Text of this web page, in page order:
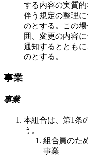
する内容の実質
伴う規定の整理
のとする。この
囲、変更の内容
通知するととも
のとする。
事業
事業
本組合は、第1条
う。
組合員のた
事業